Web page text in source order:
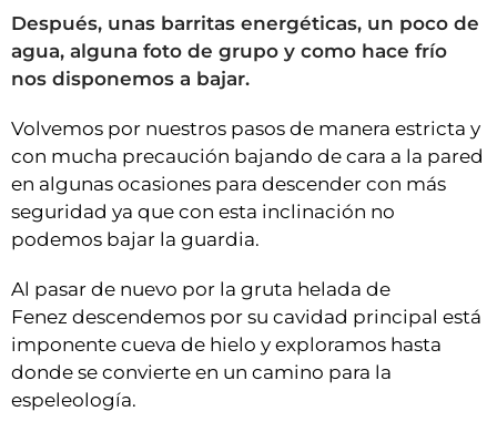
Después, unas barritas energéticas, un poco de
agua, alguna foto de grupo y como hace frío
nos disponemos a bajar.
Volvemos por nuestros pasos de manera estricta y
con mucha precaución bajando de cara a la pared
en algunas ocasiones para descender con más
seguridad ya que con esta inclinación no
podemos bajar la guardia.
Al pasar de nuevo por la gruta helada de
Fenez descendemos por su cavidad principal está
imponente cueva de hielo y exploramos hasta
donde se convierte en un camino para la
espeleología.